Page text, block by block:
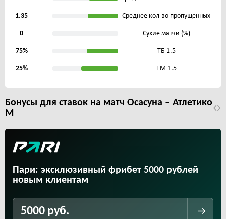
1.35 Среднее кол-во пропущенных
0 Сухие матчи (%)
75% ТБ 1.5
25% ТМ 1.5
Бонусы для ставок на матч Осасуна – Атлетико
М
Пари: эксклюзивный фрибет 5000 рублей
новым клиентам
5000 руб.